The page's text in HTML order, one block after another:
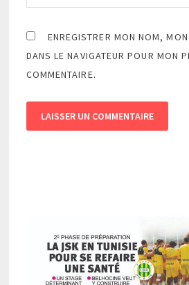
ENREGISTRER MON NOM,
DANS LE NAVIGATEUR POUR MON
COMMENTAIRE.